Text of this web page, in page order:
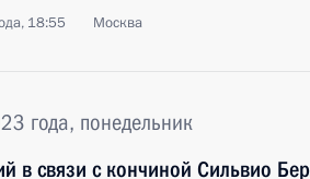
18:55 Москва
года, понедельник
в связи с кончиной Сильвио